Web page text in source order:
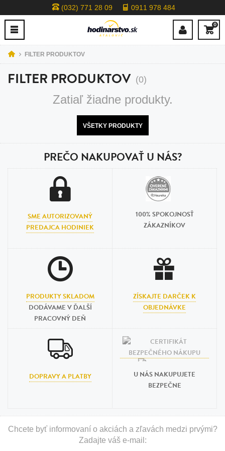
(032) 771 28 09 0911 978 484
0
FILTER PRODUKTOV
FILTER PRODUKTOV (0)
Zatiaľ žiadne produkty.
VŠETKY PRODUKTY
PREČO NAKUPOVAŤ U NÁS?
SME AUTORIZOVANÝ
PREDAJCA HODINIEK
100% SPOKOJNOSŤ
ZÁKAZNÍKOV
PRODUKTY SKLADOM
DODÁVAME V ĎALŠÍ
PRACOVNÝ DEŇ
ZÍSKAJTE DARČEK K
OBJEDNÁVKE
DOPRAVY A PLATBY
U NÁS NAKUPUJETE
BEZPEČNE
Chcete byť informovaní o akciách a zľavách medzi prvými?
Zadajte váš e-mail: